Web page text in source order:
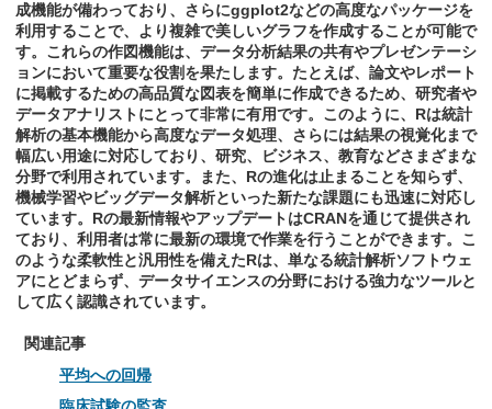
成機能が備わっており、さらにggplot2などの高度なパッケージを
利用することで、より複雑で美しいグラフを作成することが可能で
す。これらの作図機能は、データ分析結果の共有やプレゼンテーシ
ョンにおいて重要な役割を果たします。たとえば、論文やレポート
に掲載するための高品質な図表を簡単に作成できるため、研究者や
データアナリストにとって非常に有用です。このように、Rは統計
解析の基本機能から高度なデータ処理、さらには結果の視覚化まで
幅広い用途に対応しており、研究、ビジネス、教育などさまざまな
分野で利用されています。また、Rの進化は止まることを知らず、
機械学習やビッグデータ解析といった新たな課題にも迅速に対応し
ています。Rの最新情報やアップデートはCRANを通じて提供され
ており、利用者は常に最新の環境で作業を行うことができます。こ
のような柔軟性と汎用性を備えたRは、単なる統計解析ソフトウェ
アにとどまらず、データサイエンスの分野における強力なツールと
して広く認識されています。
関連記事
平均への回帰